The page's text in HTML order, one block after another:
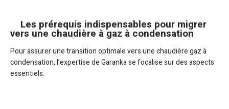
Les prérequis indispensables pour migrer
vers une chaudière à gaz à condensation
Pour assurer une transition optimale vers une chaudière gaz à
condensation, l’expertise de Garanka se focalise sur des aspects
essentiels.